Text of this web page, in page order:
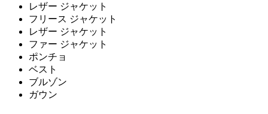
レザー ジャケット
フリース ジャケット
レザー ジャケット
ファー ジャケット
ポンチョ
ベスト
ブルゾン
ガウン